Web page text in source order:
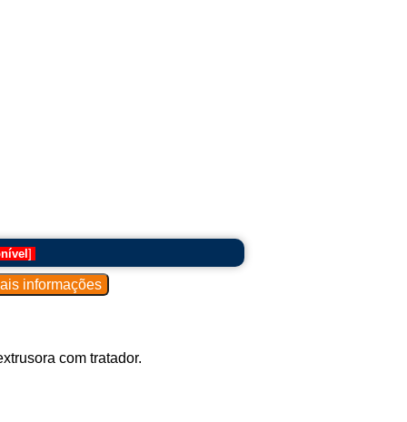
durante a operação, como corte,
materiais e rebobinamento em um novo
configuração e monitoramento.
]
com tratador.